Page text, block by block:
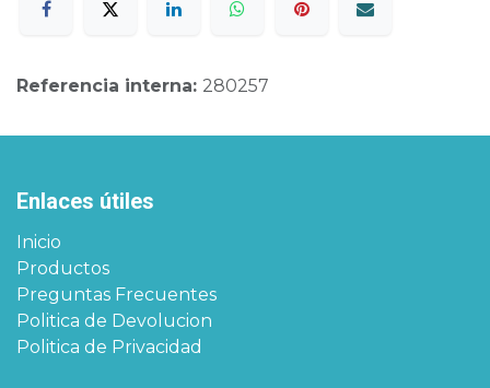
Referencia interna: 280257
Enlaces útiles
Inicio
Productos
Preguntas Frecuentes
Politica de Devolucion
Politica de Privacidad